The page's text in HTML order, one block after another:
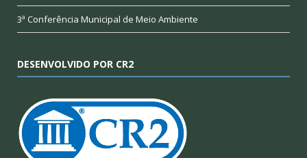
3ª Conferência Municipal de Meio Ambiente
DESENVOLVIDO POR CR2